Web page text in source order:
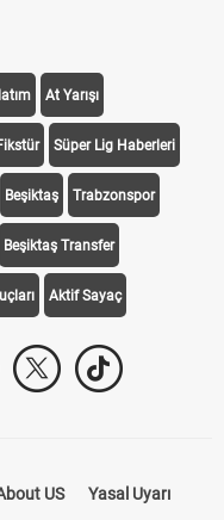
At Yarışı
Süper Lig Haberleri
Beşiktaş Trabzonspor
Beşiktaş Transfer
Aktif Sayaç
US Yasal Uyarı